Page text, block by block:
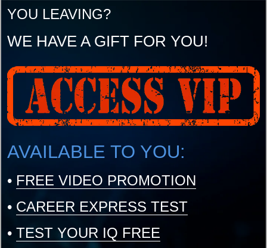
YOU LEAVING?
WE HAVE A GIFT FOR YOU!
AVAILABLE TO YOU:
• FREE VIDEO PROMOTION
• CAREER EXPRESS TEST
• TEST YOUR IQ FREE